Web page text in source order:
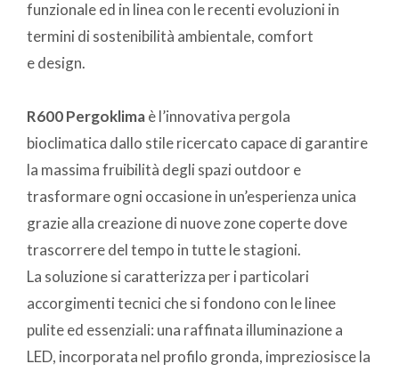
funzionale ed in linea con le recenti evoluzioni in
termini di sostenibilità ambientale, comfort
e design.
R600 Pergoklimaè l’innovativa pergola
bioclimatica dallo stile ricercato capace di garantire
la massima fruibilità degli spazi outdoor e
trasformare ogni occasione in un’esperienza unica
grazie alla creazione di nuove zone coperte dove
trascorrere del tempo in tutte le stagioni.
La soluzione si caratterizza per i particolari
accorgimenti tecnici che si fondono con le linee
pulite ed essenziali: una raffinata illuminazione a
LED, incorporata nel profilo gronda, impreziosisce la